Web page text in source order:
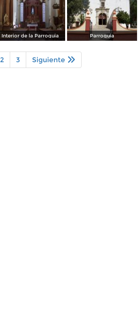
Interior de la Parroquia Parroquia
2 3 Siguiente